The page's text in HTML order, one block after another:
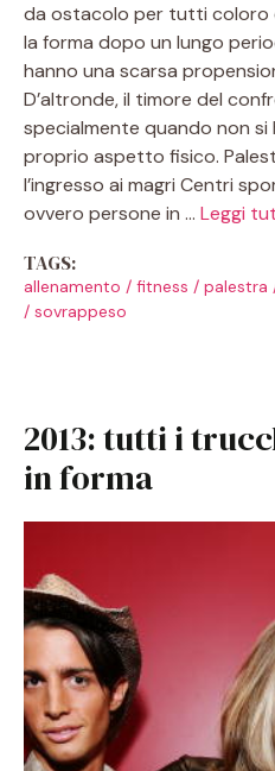
da ostacolo per tutti coloro
la forma dopo un lungo
hanno una scarsa
D’altronde, il timore del
specialmente quando non si
proprio aspetto fisico.
l’ingresso ai magri Centri
ovvero persone in … Leggi
TAGS:
allenamento / fitness / palestra
/ sovrappeso
2013: tutti i
in forma